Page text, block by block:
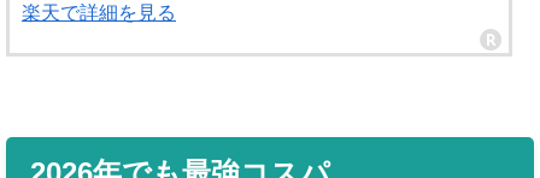
楽天で詳細を見る